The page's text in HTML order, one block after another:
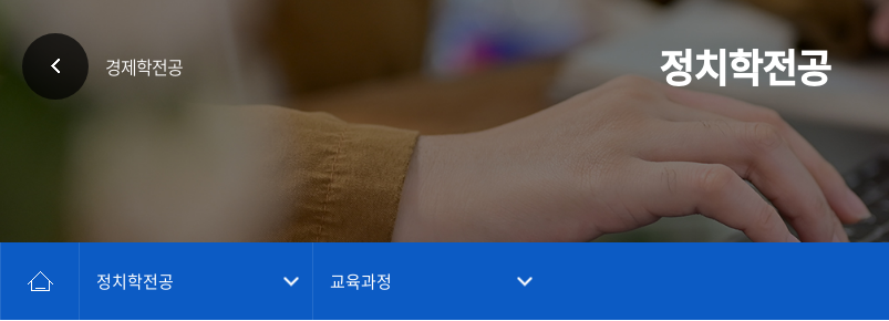
경제학전공 정치학전공
정치학전공 교육과정